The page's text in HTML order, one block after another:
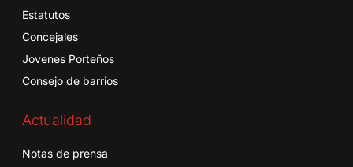
Estatutos
Concejales
Jovenes Porteños
Consejo de barrios
Actualidad
Notas de prensa